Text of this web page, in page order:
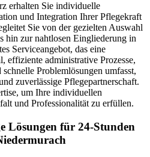
erhalten Sie individuelle
und Integration Ihrer Pflegekraft
Sie von der gezielten Auswahl
hin zur nahtlosen Eingliederung in
Serviceangebot, das eine
effiziente administrative Prozesse,
Problemlösungen umfasst,
zuverlässige Pflegepartnerschaft.
um Ihre individuellen
und Professionalität zu erfüllen.
Lösungen für 24-Stunden